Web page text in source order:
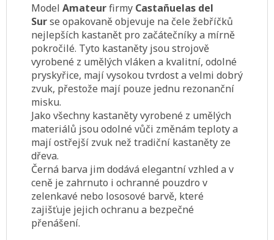
Model Amateurfirmy Castañuelas del
Surse opakovaně objevuje na čele žebříčků
nejlepších kastanět pro začátečníky a mírně
pokročilé. Tyto kastaněty jsou strojově
vyrobené z umělých vláken a kvalitní, odolné
pryskyřice, mají vysokou tvrdost a velmi dobrý
zvuk, přestože mají pouze jednu rezonanční
misku.
Jako všechny kastaněty vyrobené z umělých
materiálů jsou odolné vůči změnám teploty a
mají ostřejší zvuk než tradiční kastaněty ze
dřeva.
Černá barva jim dodává elegantní vzhled a v
ceně je zahrnuto i ochranné pouzdro v
zelenkavé nebo lososové barvě, které
zajišťuje jejich ochranu a bezpečné
přenášení.